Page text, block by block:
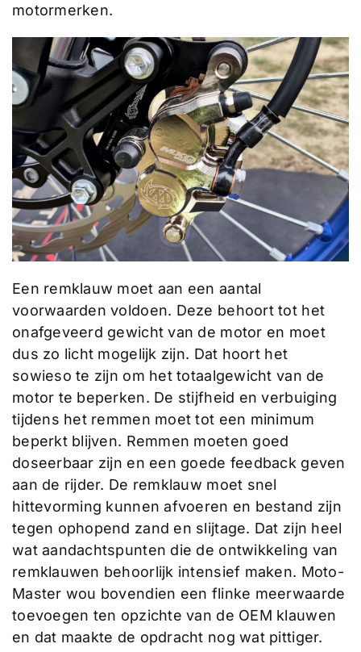
motormerken.
Een remklauw moet aan een aantal
voorwaarden voldoen. Deze behoort tot het
onafgeveerd gewicht van de motor en moet
dus zo licht mogelijk zijn. Dat hoort het
sowieso te zijn om het totaalgewicht van de
motor te beperken. De stijfheid en verbuiging
tijdens het remmen moet tot een minimum
beperkt blijven. Remmen moeten goed
doseerbaar zijn en een goede feedback geven
aan de rijder. De remklauw moet snel
hittevorming kunnen afvoeren en bestand zijn
tegen ophopend zand en slijtage. Dat zijn heel
wat aandachtspunten die de ontwikkeling van
remklauwen behoorlijk intensief maken. Moto-
Master wou bovendien een flinke meerwaarde
toevoegen ten opzichte van de OEM klauwen
en dat maakte de opdracht nog wat pittiger.